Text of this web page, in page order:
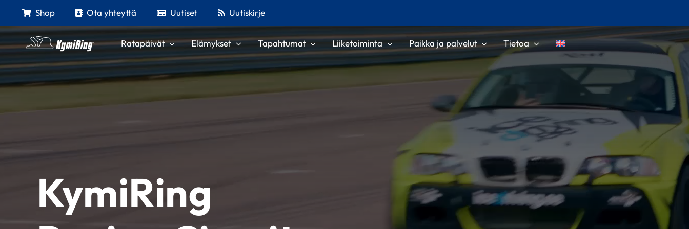
content
Shop Ota yhteyttä Uutiset Uutiskirje
Ratapäivät Elämykset Tapahtumat Liiketoiminta Paikka ja palvelut Tietoa
KymiRing